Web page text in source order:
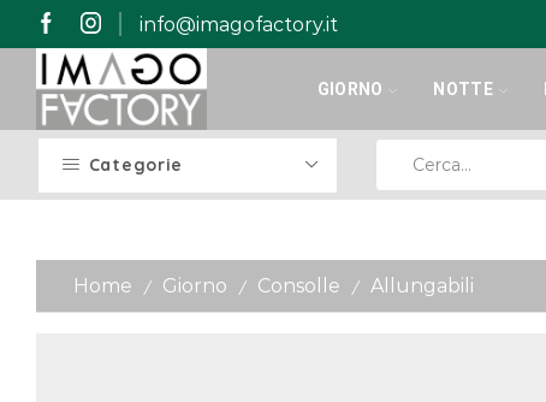
info@imagofactory.it
GIORNO NOTTE
Categorie
Home / Giorno / Consolle / Allungabili